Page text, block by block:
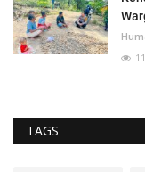
TAGS